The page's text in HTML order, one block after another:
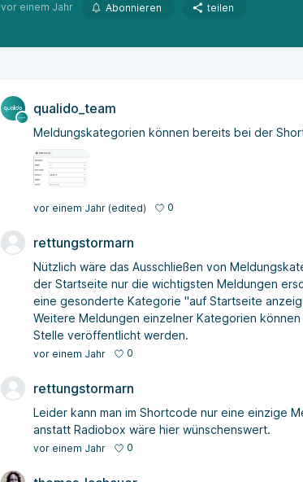
vor einem Jahr Abonnieren teilen
qualido_team
Meldungskategorien können bereits bei der
vor einem Jahr (edited) 0
rettungstormarn
Nützlich wäre das Ausschließen von
der Startseite nur die wichtigsten Meldungen
eine gesonderte Kategorie "auf Startseite
Weitere Meldungen einzelner Kategorien
Stelle veröffentlicht werden.
vor einem Jahr 0
rettungstormarn
Leider kann man im Shortcode nur eine einzige
anstatt Radiobox wäre hier wünschenswert.
vor einem Jahr 0